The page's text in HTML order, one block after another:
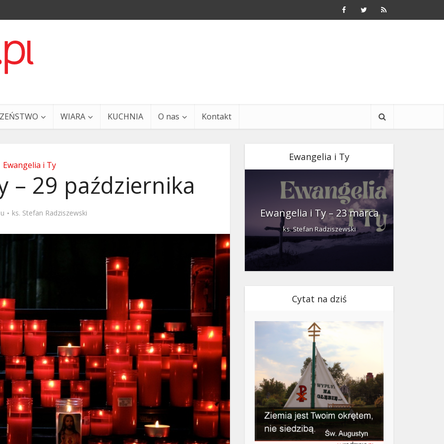
WIARA KUCHNIA O nas Kontakt
Ewangelia i Ty
– 29 października
ks. Stefan Radziszewski
Ewangelia i Ty
i Ty – 29 grudnia Ewangelia i Ty – 23 marca
ks. Stefan Radziszewski
Cytat na dziś